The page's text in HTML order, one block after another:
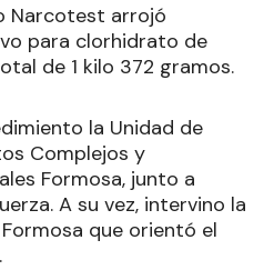
Narcotest arrojó
para clorhidrato de
de 1 kilo 372 gramos.
la Unidad de
Complejos y
Formosa, junto a
A su vez, intervino la
Formosa que orientó el